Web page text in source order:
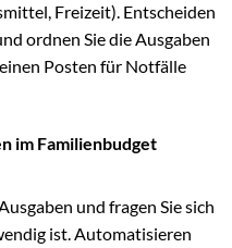
Freizeit). Entscheiden
ordnen Sie die Ausgaben
Posten für Notfälle
im Familienbudget
und fragen Sie sich
ist. Automatisieren